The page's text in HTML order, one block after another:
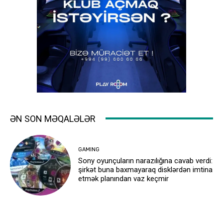
ƏN SON MƏQALƏLƏR
GAMING
Sony oyunçuların narazılığına cavab verdi:
şirkət buna baxmayaraq disklərdən imtina
etmək planından vaz keçmir